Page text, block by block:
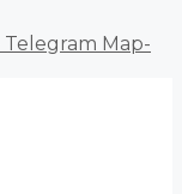
Telegram Map-